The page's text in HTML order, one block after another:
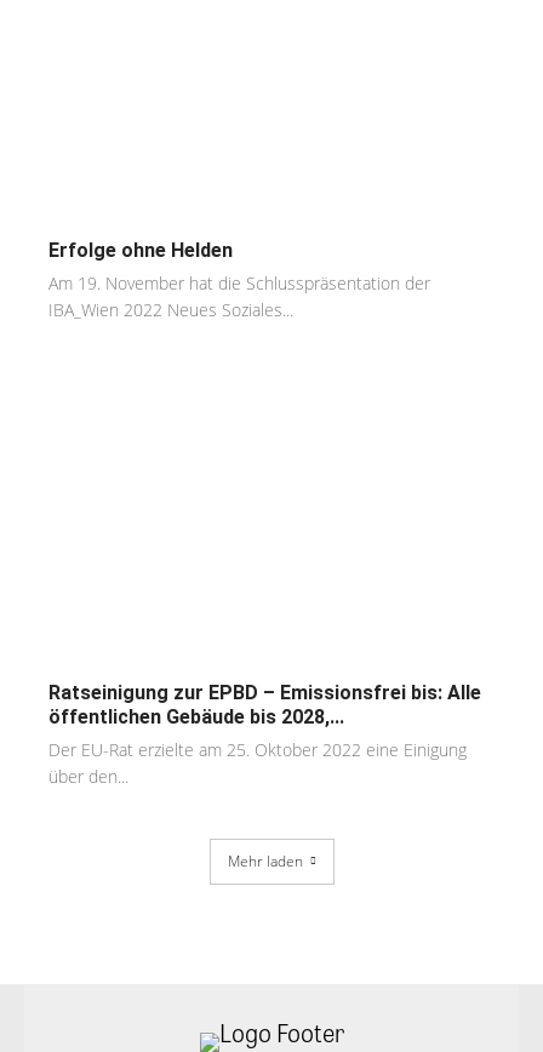
Erfolge ohne Helden
Am 19. November hat die Schlusspräsentation der
IBA_Wien 2022 Neues Soziales...
Ratseinigung zur EPBD – Emissionsfrei bis: Alle
öffentlichen Gebäude bis 2028,...
Der EU-Rat erzielte am 25. Oktober 2022 eine Einigung
über den...
Mehr laden